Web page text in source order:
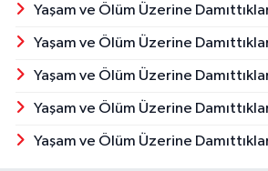
Yaşam ve Ölüm Üzerine
Yaşam ve Ölüm Üzerine
Yaşam ve Ölüm Üzerine
Yaşam ve Ölüm Üzerine
Yaşam ve Ölüm Üzerine